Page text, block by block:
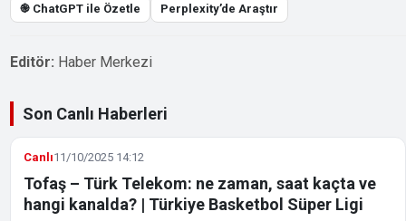
֎ ChatGPT ile Özetle Perplexity’de Araştır
Editör: Haber Merkezi
Son Canlı Haberleri
Canlı11/10/2025 14:12
Tofaş – Türk Telekom: ne zaman, saat kaçta ve
hangi kanalda? | Türkiye Basketbol Süper Ligi